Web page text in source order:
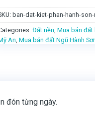
ban-dat-kiet-phan-hanh-
Đất nền, Mua bán đất
An, Mua bán đất Ngũ Hành
đón từng ngày.